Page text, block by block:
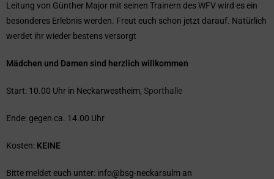
Leitung von Günther Major mit seinen Trainern des WFV wird es ein
besonderes Erlebnis werden. Freut euch schon jetzt darauf. Natürlich
werdet ihr wieder bestens versorgt
Mädchen und Damen sind herzlich willkommen
Start: 10.00 Uhr in Neckarwestheim, Sporthalle
Ende: gegen ca. 14.00 Uhr
Kosten: KEINE
Bitte meldet euch unter: info@bsg-neckarsulm an